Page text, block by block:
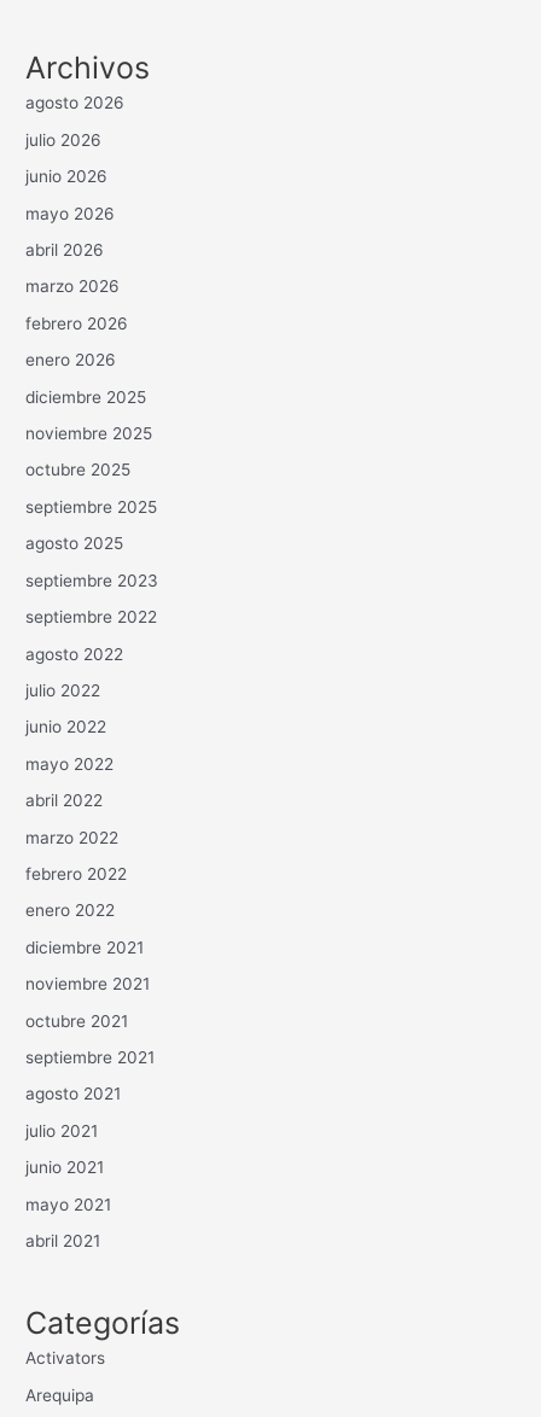
Archivos
agosto 2026
julio 2026
junio 2026
mayo 2026
abril 2026
marzo 2026
febrero 2026
enero 2026
diciembre 2025
noviembre 2025
octubre 2025
septiembre 2025
agosto 2025
septiembre 2023
septiembre 2022
agosto 2022
julio 2022
junio 2022
mayo 2022
abril 2022
marzo 2022
febrero 2022
enero 2022
diciembre 2021
noviembre 2021
octubre 2021
septiembre 2021
agosto 2021
julio 2021
junio 2021
mayo 2021
abril 2021
Categorías
Activators
Arequipa